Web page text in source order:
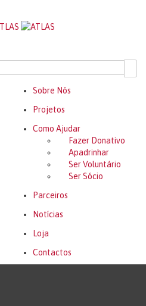
Sobre Nós
Projetos
Como Ajudar
Fazer Donativo
Apadrinhar
Ser Voluntário
Ser Sócio
Parceiros
Notícias
Loja
Contactos